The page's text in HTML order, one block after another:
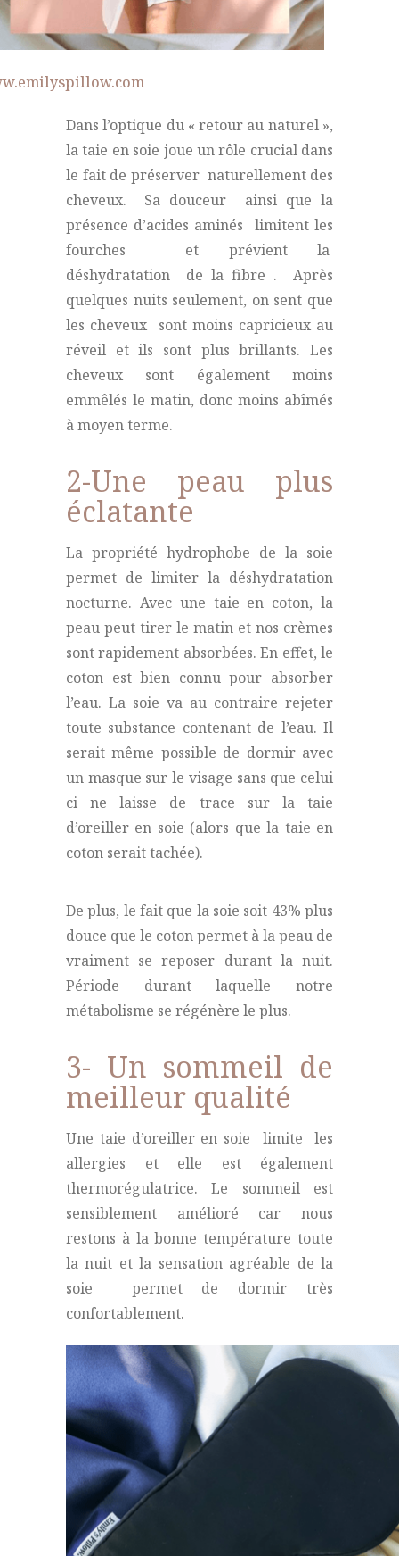
Dans l’optique du « retour au naturel »,
la taie en soie joue un rôle crucial dans
le fait de préserver naturellement des
cheveux. Sa douceur ainsi que la
présence d’acides aminés limitent les
fourches et prévient la
déshydratation de la fibre . Après
quelques nuits seulement, on sent que
les cheveux sont moins capricieux au
réveil et ils sont plus brillants. Les
cheveux sont également moins
emmêlés le matin, donc moins abîmés
à moyen terme.
2-Une peau plus
éclatante
La propriété hydrophobe de la soie
permet de limiter la déshydratation
nocturne. Avec une taie en coton, la
peau peut tirer le matin et nos crèmes
sont rapidement absorbées.En effet, le
coton est bien connu pour absorber
l’eau. La soie va au contraire rejeter
toute substance contenant de l’eau. Il
serait même possible de dormir avec
un masque sur le visage sans que celui
ci ne laisse de trace sur la taie
d’oreiller en soie (alors que la taie en
coton serait tachée).
De plus, le fait que la soie soit 43% plus
douce que le coton permet à la peau de
vraiment se reposer durant la nuit.
Période durant laquelle notre
métabolisme se régénère le plus.
3- Un sommeil de
meilleur qualité
Une taie d’oreiller en soie limite les
allergies et elle est également
thermorégulatrice. Le sommeil est
sensiblement amélioré car nous
restons à la bonne température toute
la nuit et la sensation agréable de la
soie permet de dormir très
confortablement.